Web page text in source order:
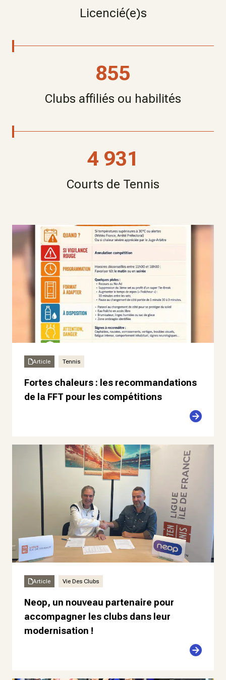
Licencié(e)s
855
Clubs affiliés ou habilités
4 931
Courts de Tennis
Article Tennis
Fortes chaleurs : les recommandations
de la FFT pour les compétitions
Article Vie Des Clubs
Neop, un nouveau partenaire pour
accompagner les clubs dans leur
modernisation !